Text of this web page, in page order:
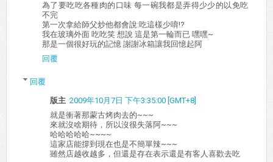
為了要吃吃各種肉的口味 每一碗我都是弄得少少的以免吃
不完
第一次拿給師父炒他都會說:吃這樣少唷!?
我在玻璃外面 吃吃笑 想說 這是第一輪而已 嘿嘿~
那是一個很好玩的記憶 謝謝冰箱讓我回憶起阿
回覆
回覆
版主 2009年10月7日 下午3:35:00 [GMT+8]
就是衝著那蒙古烤肉去的~~~
來就沒啥期待，所以沒很失落阿~~~
哈哈哈哈哈~~~~
這家店能撐到現在也是不簡單辣~~~
雖然店越收越多，但還是存在表示還是有客人喜歡去吃